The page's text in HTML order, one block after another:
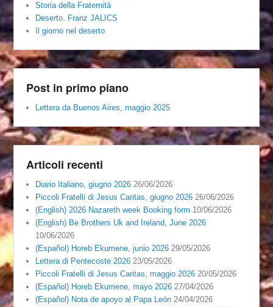
Storia della Fraternità
Deserto. Franz JALICS
Il giorno nel deserto
Post in primo piano
Lettera da Buenos Aires, maggio 2025
Articoli recenti
Diario Italiano, giugno 2026 26/06/2026
Piccoli Fratelli di Jesus Caritas, giugno 2026 26/06/2026
(English) 2026 Nazareth week Booking form 10/06/2026
(English) Be Brothers Uk and Ireland, June 2026
10/06/2026
(Español) Horeb Ekumene, junio 2026 29/05/2026
Lettera di Pentecoste 2026 23/05/2026
Piccoli Fratelli di Jesus Caritas, maggio 2026 20/05/2026
(Español) Horeb Ekumene, mayo 2026 27/04/2026
(Español) Nota de apoyo al Papa León 24/04/2026